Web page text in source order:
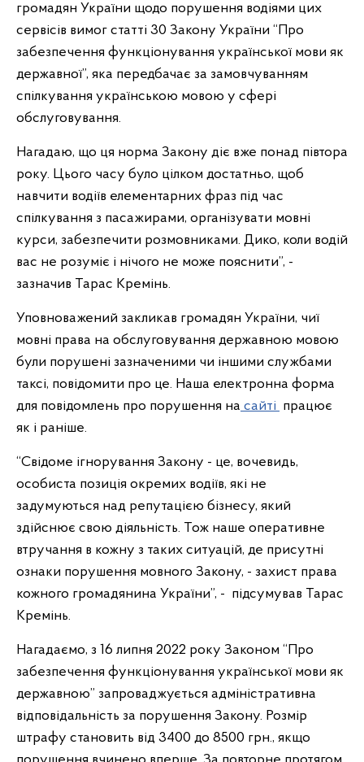
громадян України щодо порушення водіями цих
сервісів вимог статті 30 Закону України “Про
забезпечення функціонування української мови як
державної”, яка передбачає за замовчуванням
спілкування українською мовою у сфері
обслуговування.
Нагадаю, що ця норма Закону діє вже понад півтора
року. Цього часу було цілком достатньо, щоб
навчити водіїв елементарних фраз під час
спілкування з пасажирами, організувати мовні
курси, забезпечити розмовниками. Дико, коли водій
вас не розуміє і нічого не може пояснити”, -
зазначив Тарас Кремінь.
Уповноважений закликав громадян України, чиї
мовні права на обслуговування державною мовою
були порушені зазначеними чи іншими службами
таксі, повідомити про це. Наша електронна форма
для повідомлень про порушення на сайті працює
як і раніше.
“Свідоме ігнорування Закону - це, вочевидь,
особиста позиція окремих водіїв, які не
задумуються над репутацією бізнесу, який
здійснює свою діяльність. Тож наше оперативне
втручання в кожну з таких ситуацій, де присутні
ознаки порушення мовного Закону, - захист права
кожного громадянина України”, - підсумував Тарас
Кремінь.
Нагадаємо, з 16 липня 2022 року Законом “Про
забезпечення функціонування української мови як
державною” запроваджується адміністративна
відповідальність за порушення Закону. Розмір
штрафу становить від 3400 до 8500 грн., якщо